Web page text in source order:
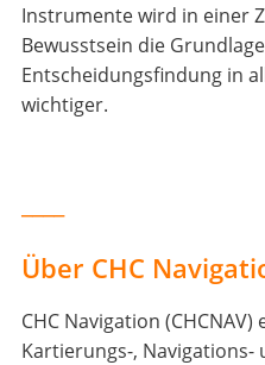
Instrumente wird in einer
Bewusstsein die
Entscheidungsfindung in
wichtiger.
Über CHC
CHC Navigation
Kartierungs-, Navigations-